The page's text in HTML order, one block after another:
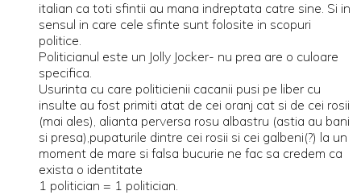
italian ca toti sfintii au mana indreptata catre sine. Si in
sensul in care cele sfinte sunt folosite in scopuri
politice.
Politicianul este un Jolly Jocker- nu prea are o culoare
specifica.
Usurinta cu care politicienii cacanii pusi pe liber cu
insulte au fost primiti atat de cei oranj cat si de cei rosii
(mai ales), alianta perversa rosu albastru (astia au bani
si presa),pupaturile dintre cei rosii si cei galbeni(?) la un
moment de mare si falsa bucurie ne fac sa credem ca
exista o identitate
1 politician = 1 politician.